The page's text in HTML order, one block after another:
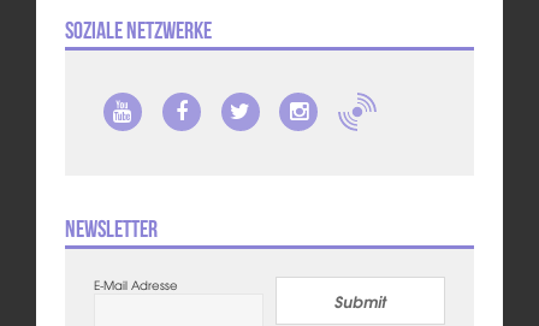
Soziale Netzwerke
Newsletter
E-Mail Adresse
Submit